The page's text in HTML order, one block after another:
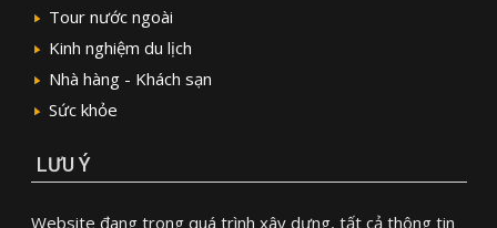
Tour nước ngoài
Kinh nghiệm du lịch
Nhà hàng - Khách sạn
Sức khỏe
LƯU Ý
Website đang trong quá trình xây dựng, tất cả thông tin